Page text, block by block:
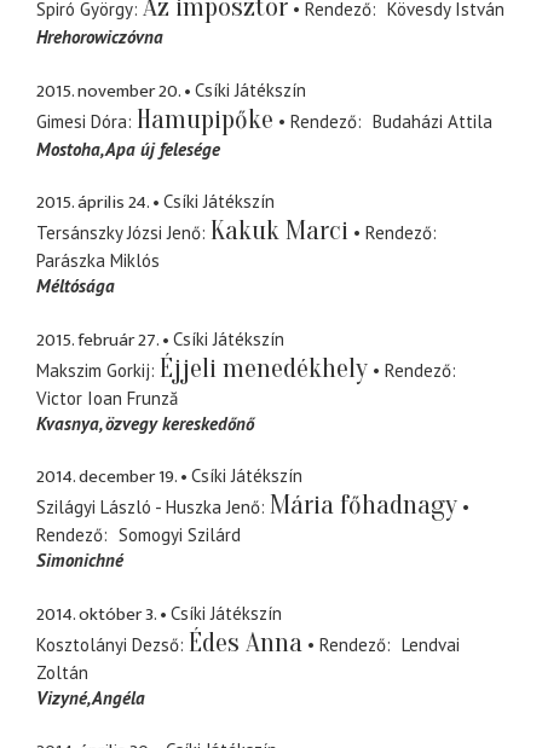
Spiró György Az imposztor Rendező
Kövesdy István
Hrehorowiczóvna
2015. november 20.
Csíki Játékszín
Gimesi Dóra Hamupipőke Rendező
Budaházi Attila
Mostoha Apa új felesége
2015. április 24.
Csíki Játékszín
Tersánszky Józsi Jenő Kakuk Marci
Rendező
Parászka Miklós
Méltósága
2015. február 27.
Csíki Játékszín
Makszim Gorkij Éjjeli menedékhely
Rendező
Victor Ioan Frunză
Kvasnya özvegy kereskedőnő
2014. december 19.
Csíki Játékszín
Szilágyi László - Huszka Jenő Mária főhadnagy
Rendező
Somogyi Szilárd
Simonichné
2014. október 3.
Csíki Játékszín
Kosztolányi Dezső Édes Anna Rendező
Lendvai
Zoltán
Vizyné, Angéla